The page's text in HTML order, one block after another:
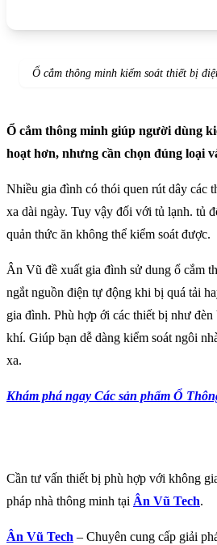
Ổ cắm thông minh kiểm soát thiết bị
Ổ cắm thông minh giúp người dùng
hoạt hơn, nhưng cần chọn đúng loại
Nhiều gia đình có thói quen rút dây các
xa dài ngày. Tuy vậy đối với tủ lạnh. tủ
quản thức ăn không thể kiểm soát được.
Ân Vũ đề xuất gia đình sử dung ổ cắm
ngắt nguồn điện tự động khi bị quá tải
gia đình. Phù hợp ới các thiết bị như
khí. Giúp bạn dễ dàng kiểm soát ngôi
xa.
Khám phá ngay Các sản phẩm Ổ
Cần tư vấn thiết bị phù hợp với không
pháp nhà thông minh tại Ân Vũ Tech.
Ân Vũ Tech – Chuyên cung cấp giải